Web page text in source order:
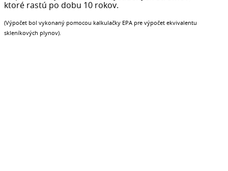
ktoré rastú po dobu 10 rokov.
(Výpočet bol vykonaný pomocou kalkulačky EPA pre výpočet ekvivalentu
skleníkových plynov).